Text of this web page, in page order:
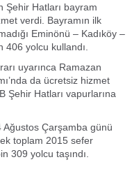
Şehir Hatları bayram
verdi. Bayramın ilk
Eminönü – Kadıköy –
yolcu kullandı.
uyarınca Ramazan
da ücretsiz hizmet
Şehir Hatları vapurlarına
Çarşamba günü
toplam 2015 sefer
309 yolcu taşındı.